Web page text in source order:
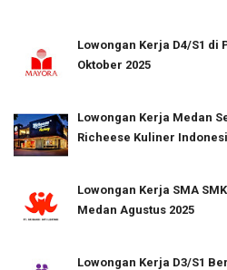
Lowongan Kerja D4/S1 di
Oktober 2025
Lowongan Kerja Medan
Richeese Kuliner
Lowongan Kerja SMA
Medan Agustus 2025
Lowongan Kerja D3/S1